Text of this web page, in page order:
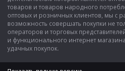
товаров и товаров народного
оптовых и розничных клиентов, мы с
возможность совершать покупки не
операторов и торговых
и функционального интернет
удачных покупок.